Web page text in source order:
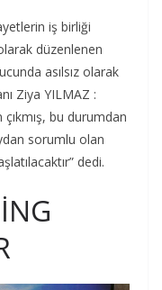
iş birliği
olarak düzenlenen
asılsız olarak
Ziya YILMAZ :
bu durumdan
sorumlu olan
dedi.